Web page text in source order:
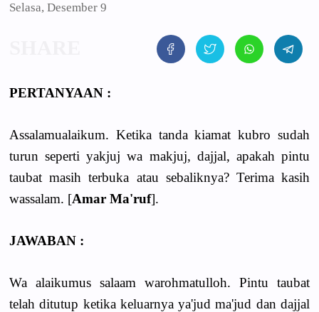
Selasa, Desember 9
PERTANYAAN :
Assalamualaikum. Ketika tanda kiamat kubro sudah
turun seperti yakjuj wa makjuj, dajjal, apakah pintu
taubat masih terbuka atau sebaliknya? Terima kasih
wassalam. [Amar Ma'ruf].
JAWABAN :
Wa alaikumus salaam warohmatulloh. Pintu taubat
telah ditutup ketika keluarnya ya'jud ma'jud dan dajjal